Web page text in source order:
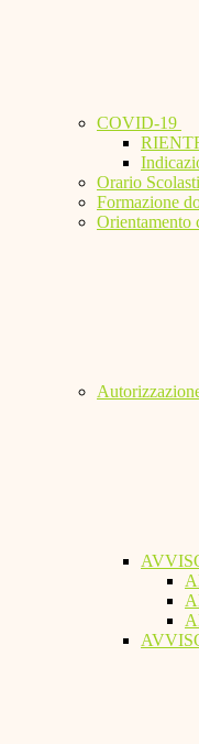
COVID-19
Orario
Formazione
Orientamento